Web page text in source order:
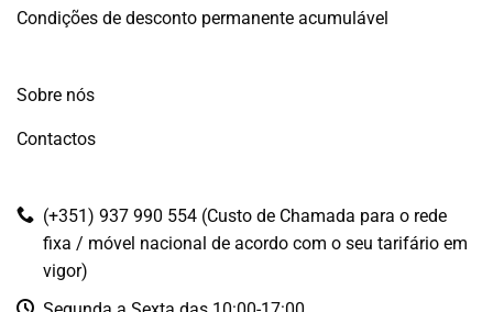
Condições de desconto permanente acumulável
Sobre nós
Contactos
(+351) 937 990 554 (Custo de Chamada para o rede
fixa / móvel nacional de acordo com o seu tarifário em
vigor)